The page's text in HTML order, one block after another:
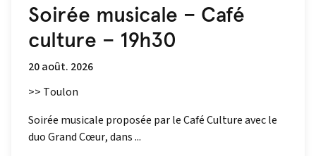
Soirée musicale – Café
culture – 19h30
20 août. 2026
>> Toulon
Soirée musicale proposée par le Café Culture avec le
duo Grand Cœur, dans ...